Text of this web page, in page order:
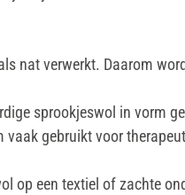
nat verwerkt. Daarom
sprookjeswol in vorm
gebruikt voor
op een textiel of zachte